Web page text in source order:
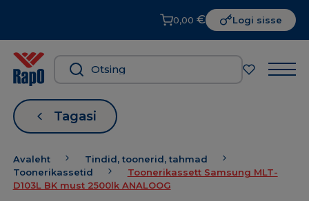
0,00 € Logi sisse
Tagasi
Avaleht
Tindid, toonerid, tahmad
Toonerikassetid
Toonerikassett Samsung MLT-
D103L BK must 2500lk ANALOOG